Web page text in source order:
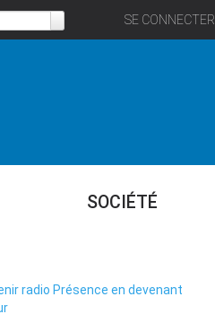
SE CONNECTER
SOCIÉTÉ